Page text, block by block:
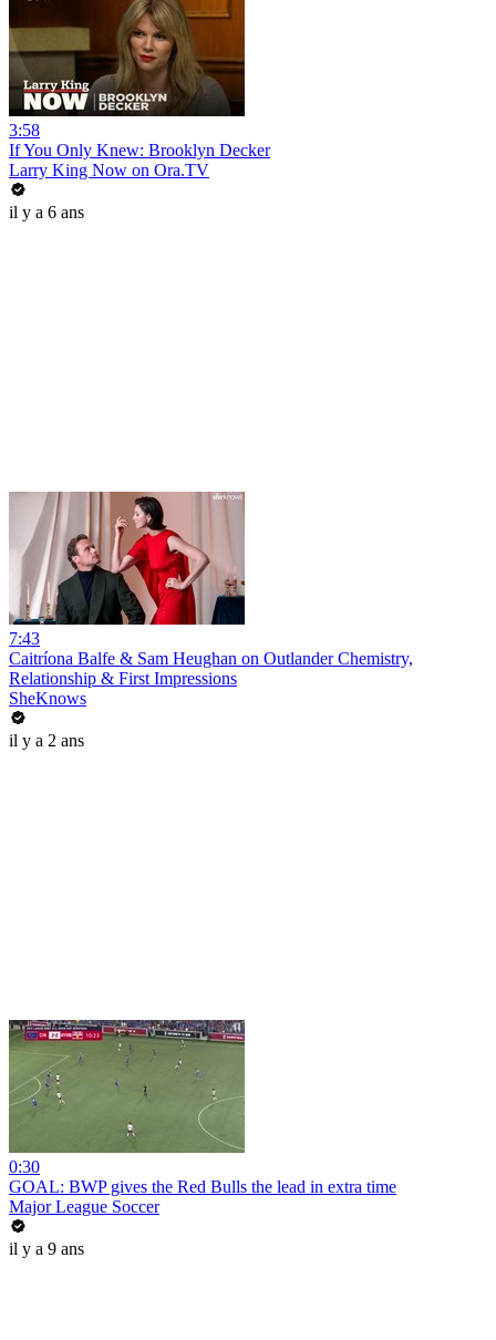
3:58
If You Only Knew: Brooklyn Decker
Larry King Now on Ora.TV
il y a 6 ans
7:43
Caitríona Balfe & Sam Heughan on Outlander Chemistry,
Relationship & First Impressions
SheKnows
il y a 2 ans
0:30
GOAL: BWP gives the Red Bulls the lead in extra time
Major League Soccer
il y a 9 ans